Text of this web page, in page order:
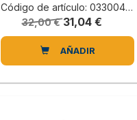
Código de artículo: 0330040800F
32,00 € 31,04 €
AÑADIR